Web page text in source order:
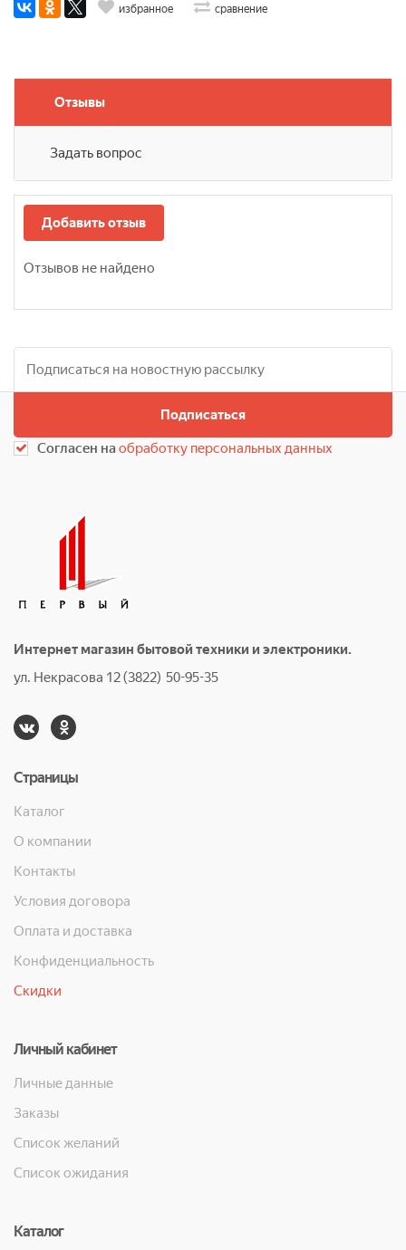
избранное сравнение
Отзывы
Задать вопрос
Добавить отзыв
Отзывов не найдено
Подписаться
Согласен наобработку персональных данных
Интернет магазин бытовой техники и электроники.
ул. Некрасова 12 (3822) 50-95-35
Страницы
Каталог
О компании
Контакты
Условия договора
Оплата и доставка
Конфиденциальность
Скидки
Личный кабинет
Личные данные
Заказы
Список желаний
Список ожидания
Каталог